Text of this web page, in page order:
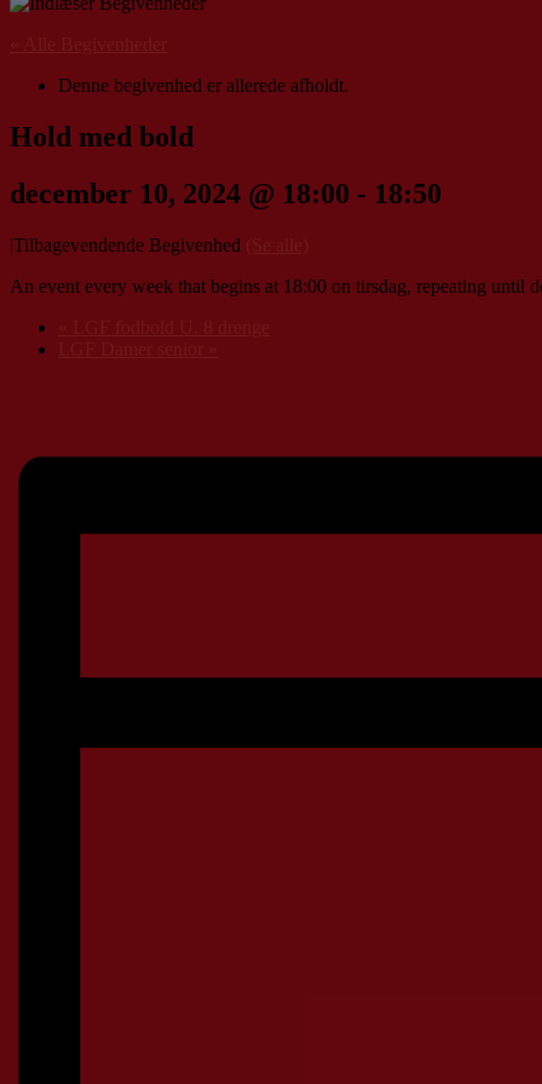
Denne begivenhed er allerede afholdt.
Hold med bold
december 10, 2024 @ 18:00 - 18:50
|Tilbagevendende Begivenhed
An event every week that begins at 18:00 on tirsdag, repeating until